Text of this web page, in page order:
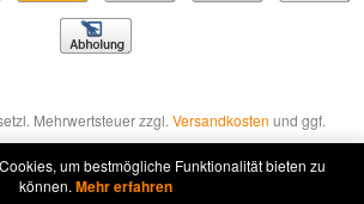
Mehrwertsteuer zzgl. Versandkosten und ggf.
wenn nicht anders beschrieben
Widerruf erklären
um bestmögliche Funktionalität bieten zu
können. Mehr erfahren